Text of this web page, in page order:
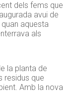
dels fems que
avui de
aquesta
als
la planta de
residus que
Amb la nova